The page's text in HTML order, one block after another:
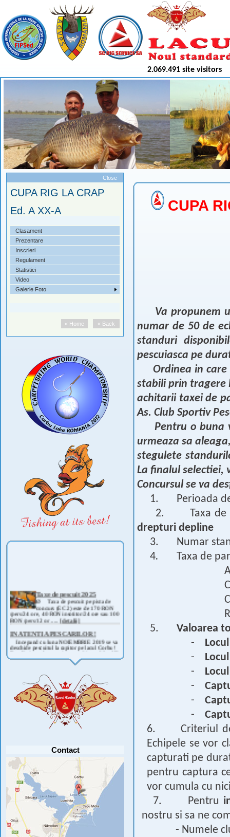
2.069.491 site visitors
Close
CUPA RIG LA CRAP
Ed. A XX-A
Clasament
Prezentare
Inscrieri
Regulament
Statistici
Video
Galerie Foto
« Back
« Home
Ø Taxa de pescuit pe pista de
concurs (EC 2) este de 170 RON
/pers/24 ore, 40 RON insotitor/24 ore sau 100
RON /pers/12 or ..... [detalii]
Incepand cu luna NOIEMBRIE 2019 se va
deschide pescuitul la rapitor pe lacul Corbu !
Detalii si regulament, in curand ! .....[detalii]
ANUNT IMPORTANT
COVID 19- DIN MOTIVE DE SIGURANTA ,
CAT SI A REGLEMENTARILOR LEGALE ,
PRECUM SI RETRAGEREA UNOR
PARTICIPANTI .....[detalii]
Anunt important
Va anuntam ca editia 30 a concursului de
pescuit CUPA RIG la CRAP din perioada 2-5
septembrie 2021 se reprogrameaza pentru luna
Contact
CUPA
Va propunem
numar de 50 de
standuri
pescuiasca pe
Ordinea in
stabili prin tragere
achitarii taxei de
As. Club Sportiv
Pentru o buna
urmeaza sa
stegulete
La finalul selectiei,
Concursul se va
1. Perioada
2. Taxa
drepturi depline
3. Numar
4. Taxa de
5. Valoarea
-
-
-
-
-
-
6. Criteriul de
Echipele se vor
capturati pe
pentru captura
vor cumula cu
7. Pentru
nostru si sa ne
- Numele